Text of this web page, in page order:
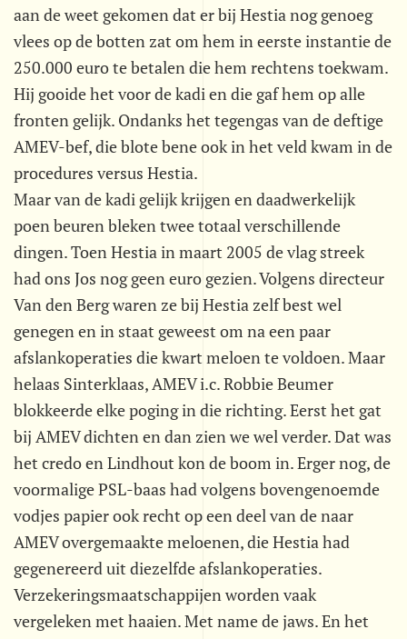
aan de weet gekomen dat er bij Hestia nog genoeg
vlees op de botten zat om hem in eerste instantie de
250.000 euro te betalen die hem rechtens toekwam.
Hij gooide het voor de kadi en die gaf hem op alle
fronten gelijk. Ondanks het tegengas van de deftige
AMEV-bef, die blote bene ook in het veld kwam in de
procedures versus Hestia.
Maar van de kadi gelijk krijgen en daadwerkelijk
poen beuren bleken twee totaal verschillende
dingen. Toen Hestia in maart 2005 de vlag streek
had ons Jos nog geen euro gezien. Volgens directeur
Van den Berg waren ze bij Hestia zelf best wel
genegen en in staat geweest om na een paar
afslankoperaties die kwart meloen te voldoen. Maar
helaas Sinterklaas, AMEV i.c. Robbie Beumer
blokkeerde elke poging in die richting. Eerst het gat
bij AMEV dichten en dan zien we wel verder. Dat was
het credo en Lindhout kon de boom in. Erger nog, de
voormalige PSL-baas had volgens bovengenoemde
vodjes papier ook recht op een deel van de naar
AMEV overgemaakte meloenen, die Hestia had
gegenereerd uit diezelfde afslankoperaties.
Verzekeringsmaatschappijen worden vaak
vergeleken met haaien. Met name de jaws. En het